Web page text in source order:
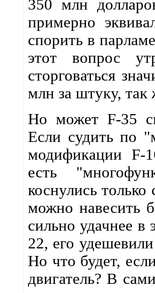
350 млн
примерно
спорить в
этот вопрос
сторговаться
млн за штуку,
Но может F-35
Если судить по
модификации F-
есть
коснулись
можно навесить
сильно удачнее в
22, его
Но что будет,
двигатель? В